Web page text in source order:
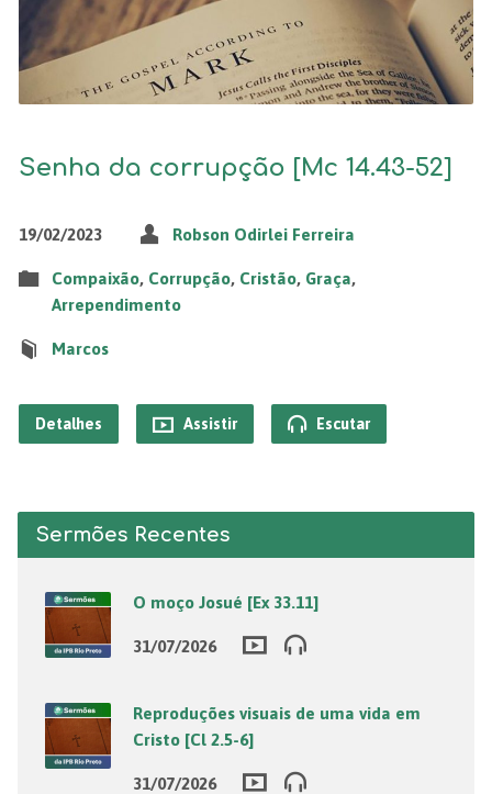
Senha da corrupção [Mc 14.43-52]
19/02/2023 Robson Odirlei Ferreira
Compaixão, Corrupção, Cristão, Graça,
Arrependimento
Marcos
Detalhes Assistir Escutar
Sermões Recentes
O moço Josué [Ex 33.11]
31/07/2026
Reproduções visuais de uma vida em
Cristo [Cl 2.5-6]
31/07/2026